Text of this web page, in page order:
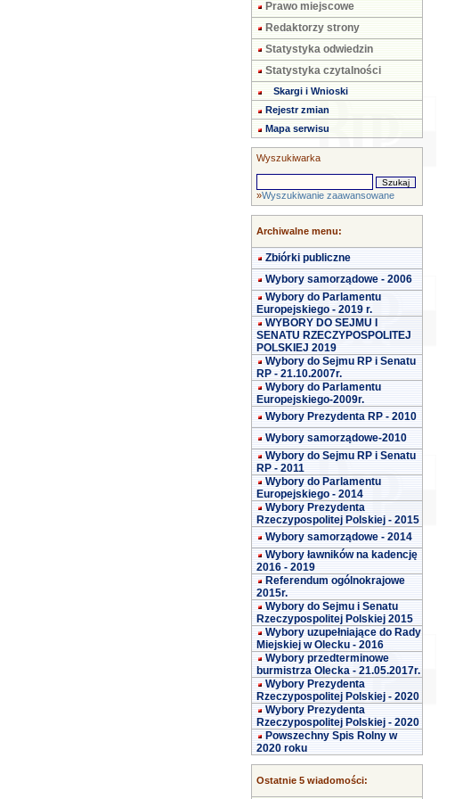
Prawo miejscowe
Redaktorzy strony
Statystyka odwiedzin
Statystyka czytalności
Skargi i Wnioski
Rejestr zmian
Mapa serwisu
Wyszukiwarka
»Wyszukiwanie zaawansowane
Archiwalne menu:
Zbiórki publiczne
Wybory samorządowe - 2006
Wybory do Parlamentu
Europejskiego - 2019 r.
WYBORY DO SEJMU I
SENATU RZECZYPOSPOLITEJ
POLSKIEJ 2019
Wybory do Sejmu RP i Senatu
RP - 21.10.2007r.
Wybory do Parlamentu
Europejskiego-2009r.
Wybory Prezydenta RP - 2010
Wybory samorządowe-2010
Wybory do Sejmu RP i Senatu
RP - 2011
Wybory do Parlamentu
Europejskiego - 2014
Wybory Prezydenta
Rzeczypospolitej Polskiej - 2015
Wybory samorządowe - 2014
Wybory ławników na kadencję
2016 - 2019
Referendum ogólnokrajowe
2015r.
Wybory do Sejmu i Senatu
Rzeczypospolitej Polskiej 2015
Wybory uzupełniające do Rady
Miejskiej w Olecku - 2016
Wybory przedterminowe
burmistrza Olecka - 21.05.2017r.
Wybory Prezydenta
Rzeczypospolitej Polskiej - 2020
Wybory Prezydenta
Rzeczypospolitej Polskiej - 2020
Powszechny Spis Rolny w
2020 roku
Ostatnie 5 wiadomości: